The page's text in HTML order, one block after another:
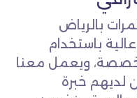
بالرياض
باستخدام
ويعمل معنا
خبرة